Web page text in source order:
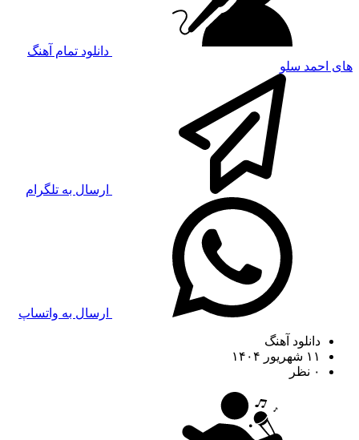
دانلود تمام آهنگ
های احمد سلو
ارسال به تلگرام
ارسال به واتساپ
دانلود آهنگ
۱۱ شهریور ۱۴۰۴
۰ نظر